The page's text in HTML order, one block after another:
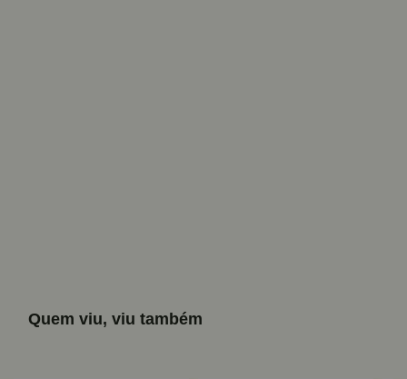
Quem viu, viu também